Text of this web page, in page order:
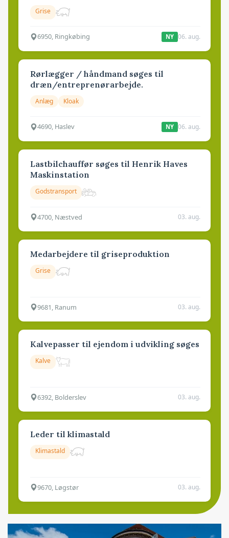
Grise
6950, Ringkøbing NY 06. aug.
Rørlægger / håndmand søges til
dræn/entreprenørarbejde.
Anlæg Kloak
4690, Haslev NY 06. aug.
Lastbilchauffør søges til Henrik Haves
Maskinstation
Godstransport
4700, Næstved 03. aug.
Medarbejdere til griseproduktion
Grise
9681, Ranum 03. aug.
Kalvepasser til ejendom i udvikling søges
Kalve
6392, Bolderslev 03. aug.
Leder til klimastald
Klimastald
9670, Løgstør 03. aug.